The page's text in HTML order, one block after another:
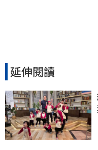
延伸閱讀